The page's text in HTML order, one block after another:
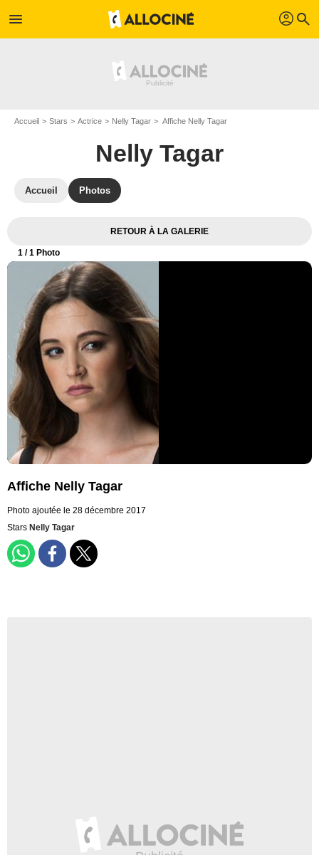
menu profil search
Accueil Stars Actrice Nelly Tagar Affiche Nelly Tagar
Nelly Tagar
Accueil Photos
RETOUR À LA GALERIE
1 / 1 Photo
Affiche Nelly Tagar
Photo ajoutée le 28 décembre 2017
Stars Nelly Tagar